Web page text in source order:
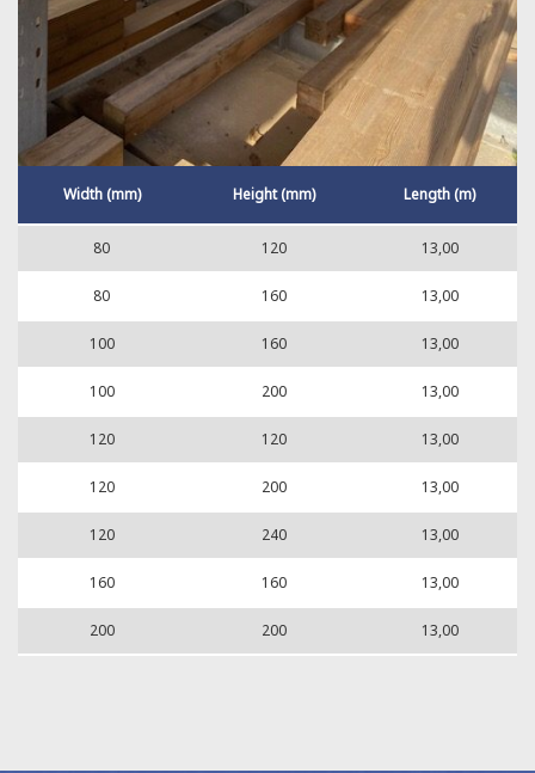
Width (mm) Height (mm) Length (m)
80 120 13,00
80 160 13,00
100 160 13,00
100 200 13,00
120 120 13,00
120 200 13,00
120 240 13,00
160 160 13,00
200 200 13,00